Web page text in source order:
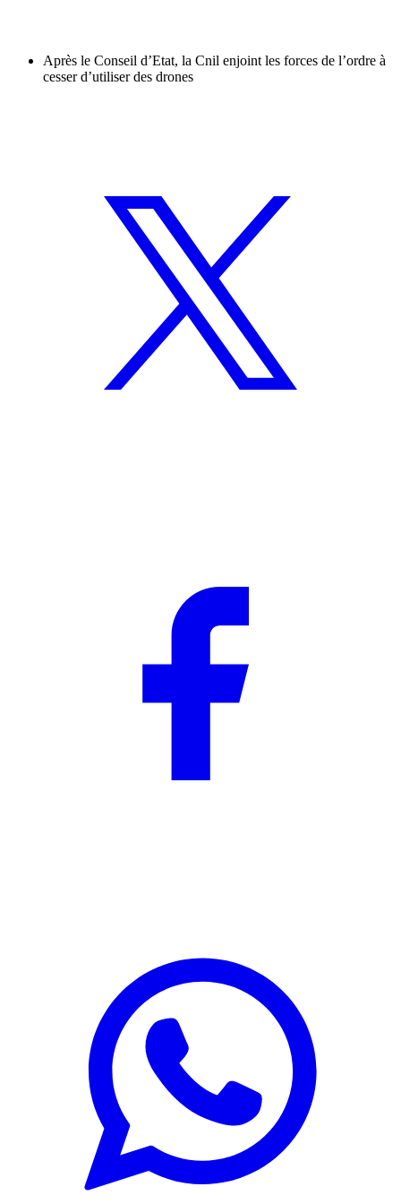
Après le Conseil d’Etat, la Cnil enjoint les forces de l’ordre à
cesser d’utiliser des drones